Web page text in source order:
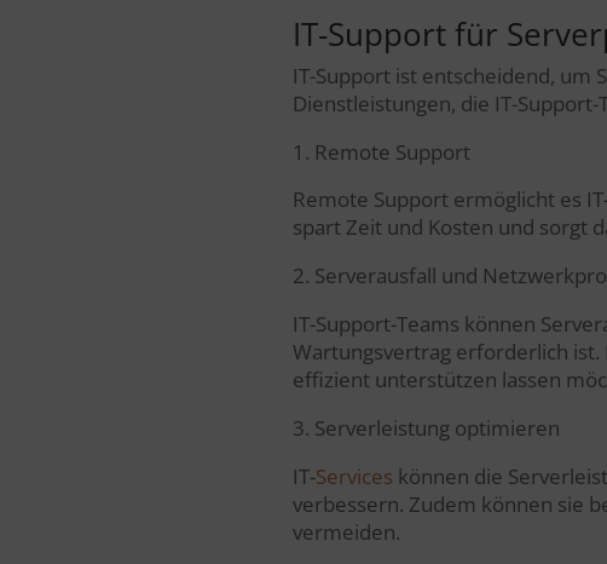
IT-Support für
IT-Support ist entscheidend,
Dienstleistungen, die IT-
1. Remote Support
Remote Support ermöglicht es
spart Zeit und Kosten und sorgt
2. Serverausfall und
IT-Support-Teams können
Wartungsvertrag erforderlich
effizient unterstützen lassen
3. Serverleistung optimieren
IT-Services können die
verbessern. Zudem können sie
vermeiden.